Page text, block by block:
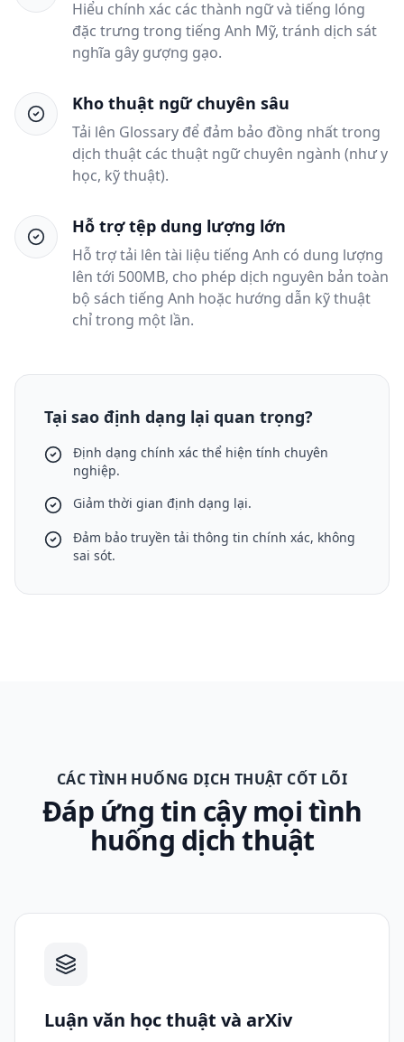
Hiểu chính xác các thành ngữ và tiếng lóng
đặc trưng trong tiếng Anh Mỹ, tránh dịch sát
nghĩa gây gượng gạo.
Kho thuật ngữ chuyên sâu
Tải lên Glossary để đảm bảo đồng nhất trong
dịch thuật các thuật ngữ chuyên ngành (như y
học, kỹ thuật).
Hỗ trợ tệp dung lượng lớn
Hỗ trợ tải lên tài liệu tiếng Anh có dung lượng
lên tới 500MB, cho phép dịch nguyên bản toàn
bộ sách tiếng Anh hoặc hướng dẫn kỹ thuật
chỉ trong một lần.
Tại sao định dạng lại quan trọng?
Định dạng chính xác thể hiện tính chuyên
nghiệp.
Giảm thời gian định dạng lại.
Đảm bảo truyền tải thông tin chính xác, không
sai sót.
CÁC TÌNH HUỐNG DỊCH THUẬT CỐT LÕI
Đáp ứng tin cậy mọi tình
huống dịch thuật
Luận văn học thuật và arXiv